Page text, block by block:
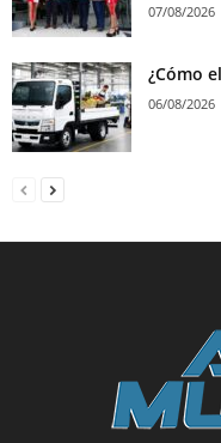
07/08/2026
¿Cómo
06/08/2026